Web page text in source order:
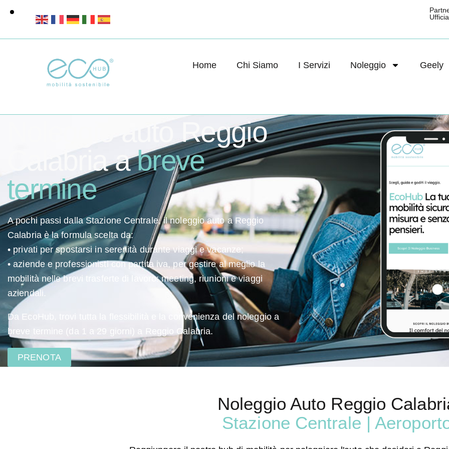
Home Chi Siamo I Servizi Noleggio Geely
Noleggio auto Reggio
Calabria abreve
termine
A pochi passi dalla Stazione Centrale, il noleggio auto a Reggio
Calabria è la formula scelta da:
• privati per spostarsi in serenità durante viaggi e vacanze;
• aziende e professionisti con partita iva, per gestire al meglio la
mobilità nelle brevi trasferte di lavoro: meeting, riunioni e viaggi
aziendali.
Da EcoHub, trovi tutta la flessibilità e la convenienza del noleggio a
breve termine (da 1 a 29 giorni) a Reggio Calabria.
PRENOTA
Noleggio Auto Reggio
Stazione Centrale |